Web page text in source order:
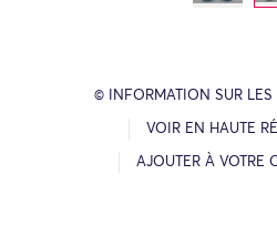
© INFORMATION SUR LES
VOIR EN HAUTE
AJOUTER À VOTRE